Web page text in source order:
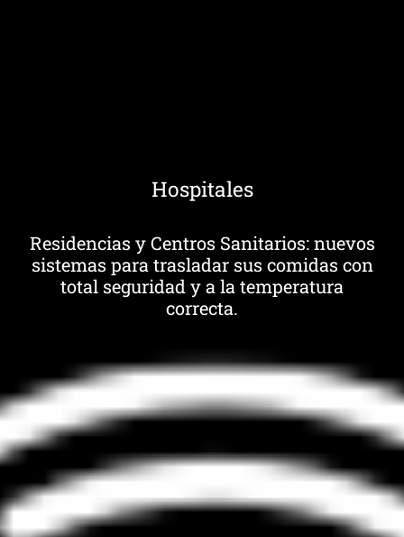
Hospitales
Residencias y Centros Sanitarios: nuevos
sistemas para trasladar sus comidas con
total seguridad y a la temperatura
correcta.